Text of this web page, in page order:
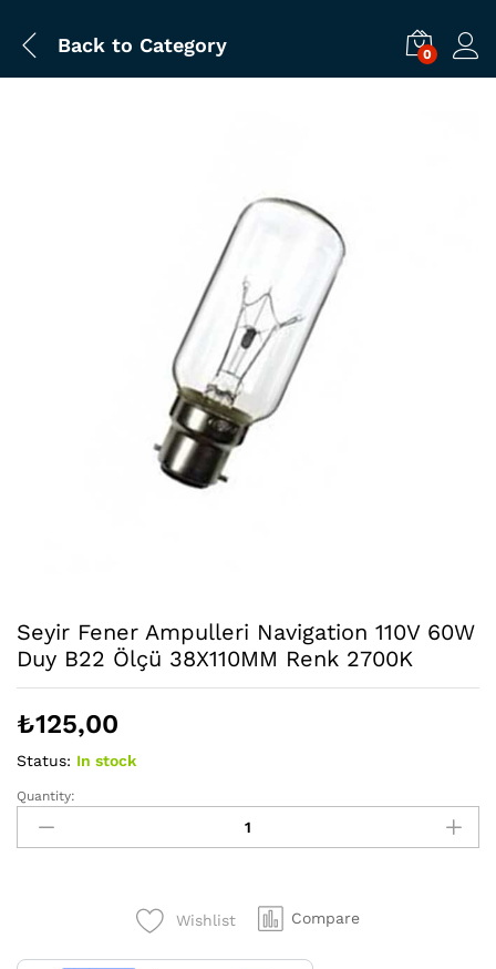
Back to Category 0
Seyir Fener Ampulleri Navigation 110V 60W
Duy B22 Ölçü 38X110MM Renk 2700K
₺125,00
Status: In stock
Seyir
Fener
Ampulleri
Quantity:
Wishlist Compare